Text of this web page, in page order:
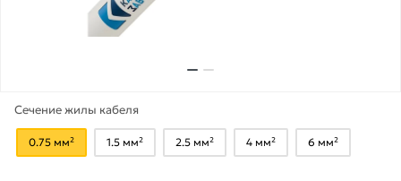
Сечение жилы кабеля
0.75 мм² 1.5 мм² 2.5 мм² 4 мм² 6 мм²